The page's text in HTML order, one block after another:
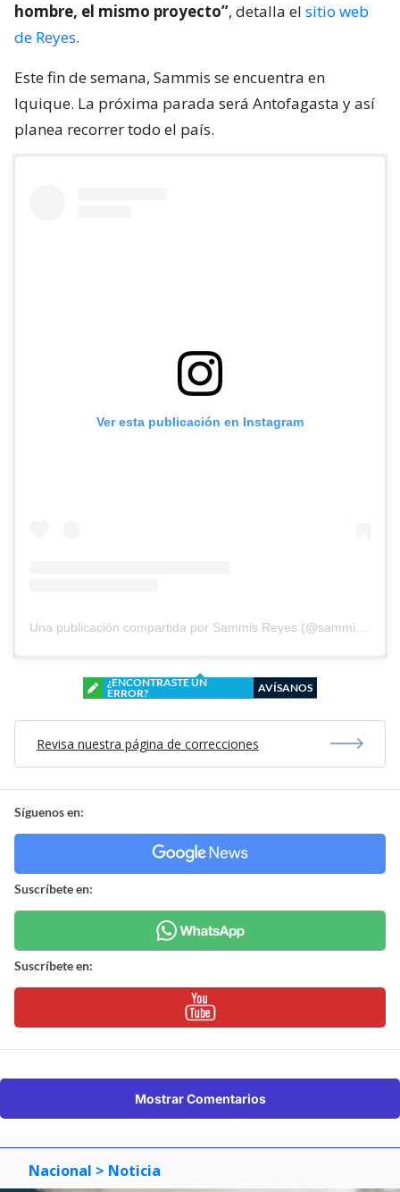
hombre, el mismo proyecto”, detalla el sitio web
de Reyes.
Este fin de semana, Sammis se encuentra en
Iquique. La próxima parada será Antofagasta y así
planea recorrer todo el país.
Ver esta publicación en Instagram
¿ENCONTRASTE UN
ERROR?
AVÍSANOS
Revisa nuestra página de correcciones
Síguenos en:
Suscríbete en:
Suscríbete en:
Mostrar Comentarios
Nacional > Noticia